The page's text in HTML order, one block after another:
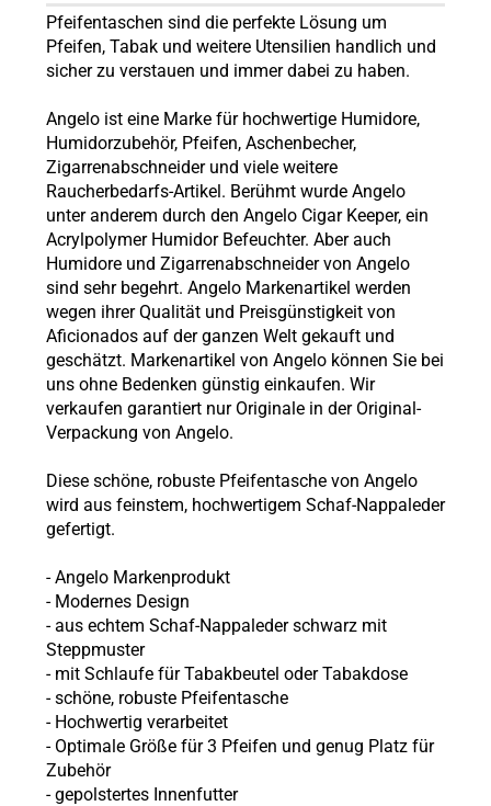
Pfeifentaschen sind die perfekte Lösung um
Pfeifen, Tabak und weitere Utensilien handlich und
sicher zu verstauen und immer dabei zu haben.
Angelo ist eine Marke für hochwertige Humidore,
Humidorzubehör, Pfeifen, Aschenbecher,
Zigarrenabschneider und viele weitere
Raucherbedarfs-Artikel. Berühmt wurde Angelo
unter anderem durch den Angelo Cigar Keeper, ein
Acrylpolymer Humidor Befeuchter. Aber auch
Humidore und Zigarrenabschneider von Angelo
sind sehr begehrt. Angelo Markenartikel werden
wegen ihrer Qualität und Preisgünstigkeit von
Aficionados auf der ganzen Welt gekauft und
geschätzt. Markenartikel von Angelo können Sie bei
uns ohne Bedenken günstig einkaufen. Wir
verkaufen garantiert nur Originale in der Original-
Verpackung von Angelo.
Diese schöne, robuste Pfeifentasche von Angelo
wird aus feinstem, hochwertigem Schaf-Nappaleder
gefertigt.
- Angelo Markenprodukt
- Modernes Design
- aus echtem Schaf-Nappaleder schwarz mit
Steppmuster
- mit Schlaufe für Tabakbeutel oder Tabakdose
- schöne, robuste Pfeifentasche
- Hochwertig verarbeitet
- Optimale Größe für 3 Pfeifen und genug Platz für
Zubehör
- gepolstertes Innenfutter